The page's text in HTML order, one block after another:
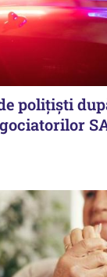
polițiști